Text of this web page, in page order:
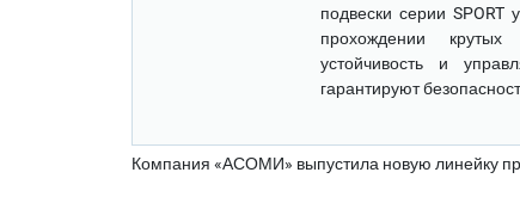
подвески серии
прохождении крутых
устойчивость и
гарантируют
Компания «АСОМИ» выпустила новую линейку